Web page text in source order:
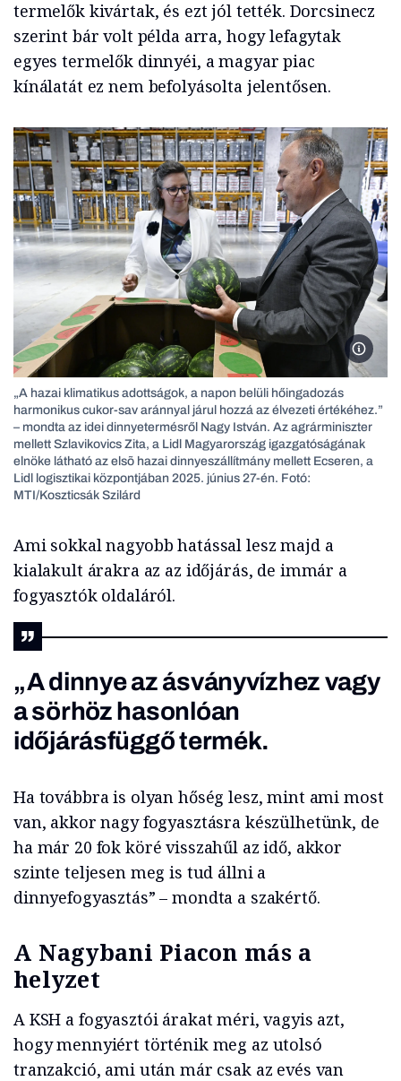
termelők kivártak, és ezt jól tették. Dorcsinecz
szerint bár volt példa arra, hogy lefagytak
egyes termelők dinnyéi, a magyar piac
kínálatát ez nem befolyásolta jelentősen.
Ecser,
„A hazai klimatikus adottságok, a napon belüli hőingadozás
harmonikus cukor-sav aránnyal járul hozzá az élvezeti értékéhez.”
– mondta az idei dinnyetermésről Nagy István. Az agrárminiszter
mellett Szlavikovics Zita, a Lidl Magyarország igazgatóságának
elnöke látható az elsõ hazai dinnyeszállítmány mellett Ecseren, a
Lidl logisztikai központjában 2025. június 27-én. Fotó:
MTI/Koszticsák Szilárd
Ami sokkal nagyobb hatással lesz majd a
kialakult árakra az az időjárás, de immár a
fogyasztók oldaláról.
„A dinnye az ásványvízhez vagy
a sörhöz hasonlóan
időjárásfüggő termék.
Ha továbbra is olyan hőség lesz, mint ami most
van, akkor nagy fogyasztásra készülhetünk, de
ha már 20 fok köré visszahűl az idő, akkor
szinte teljesen meg is tud állni a
dinnyefogyasztás” – mondta a szakértő.
A Nagybani Piacon más a
helyzet
A KSH a fogyasztói árakat méri, vagyis azt,
hogy mennyiért történik meg az utolsó
tranzakció, ami után már csak az evés van